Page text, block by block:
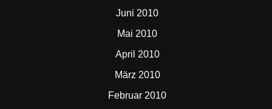
Juni 2010
Mai 2010
April 2010
März 2010
Februar 2010